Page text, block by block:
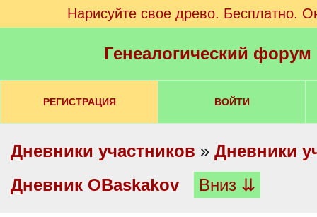
Нарисуйте свое древо. Бесплатно.
Генеалогический
РЕГИСТРАЦИЯ ВОЙТИ
Дневники участников » Дневники
Дневник OBaskakov
Вниз ⇊